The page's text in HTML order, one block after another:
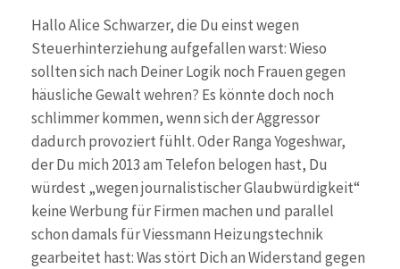
Hallo Alice Schwarzer, die Du einst wegen
Steuerhinterziehung aufgefallen warst: Wieso
sollten sich nach Deiner Logik noch Frauen gegen
häusliche Gewalt wehren? Es könnte doch noch
schlimmer kommen, wenn sich der Aggressor
dadurch provoziert fühlt. Oder Ranga Yogeshwar,
der Du mich 2013 am Telefon belogen hast, Du
würdest „wegen journalistischer Glaubwürdigkeit“
keine Werbung für Firmen machen und parallel
schon damals für Viessmann Heizungstechnik
gearbeitet hast: Was stört Dich an Widerstand gegen